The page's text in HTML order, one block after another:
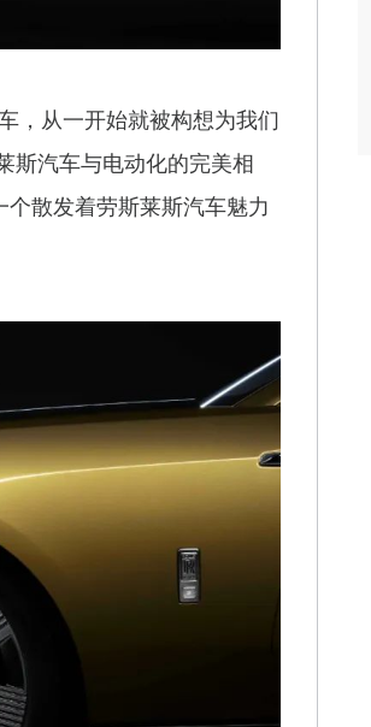
，从一开始就被构想为我们
斯汽车与电动化的完美相
散发着劳斯莱斯汽车魅力